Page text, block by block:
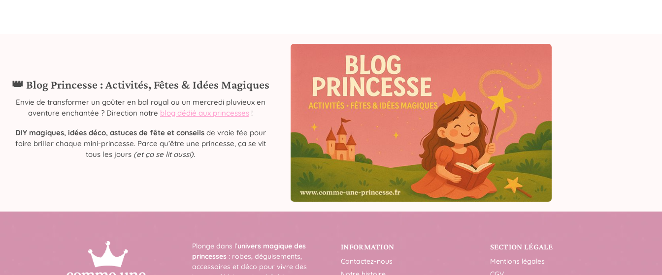
👑 Blog Princesse : Activités, Fêtes & Idées Magiques
Envie de transformer un goûter en bal royal ou un mercredi pluvieux en
aventure enchantée ? Direction notre blog dédié aux princesses !
DIY magiques, idées déco, astuces de fête et conseilsde vraie fée pour
faire briller chaque mini-princesse. Parce qu’être une princesse, ça se vit
tous les jours (et ça se lit aussi).
Plonge dans l’univers magique des
princesses : robes, déguisements,
accessoires et déco pour vivre des
INFORMATION
Contactez-nous
SECTION LÉGALE
Mentions légales